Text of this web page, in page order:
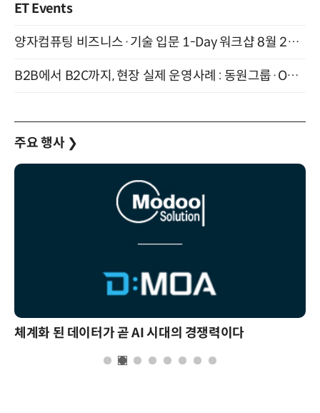
ET Events
양자컴퓨팅 비즈니스·기술 입문 1-Day 워크샵 8월 28일 개최
B2B에서 B2C까지, 현장 실제 운영사례 : 동원그룹·OCI·다이닝브랜즈그룹·당근 (8/27)
주요 행사 ❯
체계화 된 데이터가 곧 AI 시대의 경쟁력이다